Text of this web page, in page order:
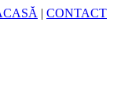
| CONTACT